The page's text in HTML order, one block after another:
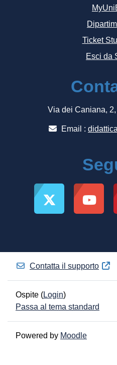
Ticket
Esci da
Via dei Caniana,
Email :
Contatta il supporto
Ospite (Login)
Passa al tema standard
Powered by Moodle